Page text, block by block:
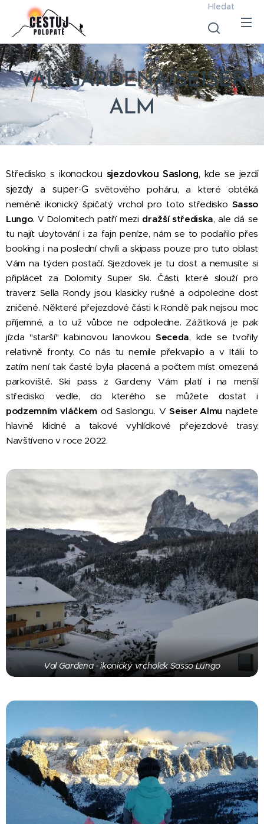
Hledat
VAL GARDENA/SEISER
ALM
Středisko s ikonockou sjezdovkou Saslong, kde se jezdí
sjezdy a super-G
světového poháru, a které obtéká
neméně ikonický špičatý vrchol pro toto středisko Sasso
Lungo. V Dolomitech patří mezi dražší střediska, ale dá se
tu najít ubytování i za fajn peníze, nám se to podařilo přes
booking i na poslední chvíli a skipass pouze pro tuto oblast
Vám na týden postačí. Sjezdovek je tu dost a nemusíte si
připlácet za Dolomity Super Ski. Části, které slouží pro
traverz Sella Rondy jsou klasicky rušné a odpoledne dost
zničené. Některé přejezdové části k Rondě pak nejsou moc
příjemné, a to už vůbce ne odpoledne. Zážitková je pak
jízda "starší" kabinovou lanovkouSeceda, kde se tvořily
relativně fronty. Co nás tu nemile překvapilo a v Itálii to
zatím není tak časté byla placená a počtem míst omezená
parkoviště. Ski pass z Gardeny Vám platí i na menší
středisko vedle, do kterého se můžete dostat i
podzemním vláčkemod Saslongu. VSeiser Almu najdete
hlavně klidné a takové vyhlídkové přejezdové trasy.
Navštíveno v roce 2022.
Val Gardena - ikonický vrcholek Sasso Lungo